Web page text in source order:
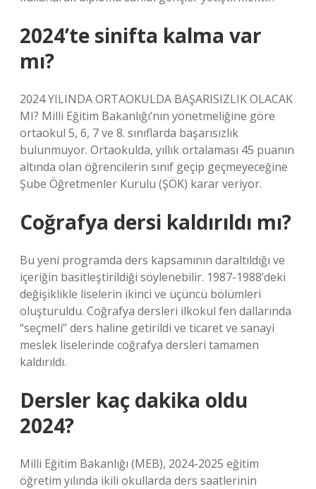
2024’te sinifta kalma var
mı?
2024 YILINDA ORTAOKULDA BAŞARISIZLIK OLACAK
MI? Milli Eğitim Bakanlığı’nın yönetmeliğine göre
ortaokul 5, 6, 7 ve 8. sınıflarda başarısızlık
bulunmuyor. Ortaokulda, yıllık ortalaması 45 puanın
altında olan öğrencilerin sınıf geçip geçmeyeceğine
Şube Öğretmenler Kurulu (ŞÖK) karar veriyor.
Coğrafya dersi kaldırıldı mı?
Bu yeni programda ders kapsamının daraltıldığı ve
içeriğin basitleştirildiği söylenebilir. 1987-1988’deki
değişiklikle liselerin ikinci ve üçüncü bölümleri
oluşturuldu. Coğrafya dersleri ilkokul fen dallarında
“seçmeli” ders haline getirildi ve ticaret ve sanayi
meslek liselerinde coğrafya dersleri tamamen
kaldırıldı.
Dersler kaç dakika oldu
2024?
Milli Eğitim Bakanlığı (MEB), 2024-2025 eğitim
öğretim yılında ikili okullarda ders saatlerinin